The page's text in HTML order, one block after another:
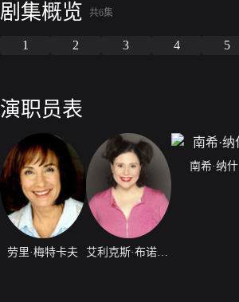
剧集概览 共6集
1 2 3 4 5
演职员表
劳里·梅特卡夫 艾利克斯·布诺斯町
南希·纳什